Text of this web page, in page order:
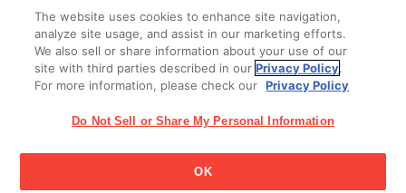
富田浜駅 JR関西本線(名古屋～亀山)
四日市市東茂福町
このページの店舗から 2.2 km
江崎グリコ株式会社 Copyright © 2025 Ezaki Glico Co., Ltd.
The website uses cookies to enhance site navigation,
analyze site usage, and assist in our marketing efforts.
We also sell or share information about your use of our
site with third parties described in ourPrivacy Policy.
For more information, please check our Privacy Policy
Do Not Sell or Share My Personal Information
OK